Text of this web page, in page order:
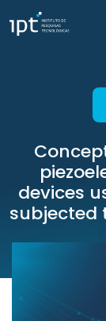
devices
subjected